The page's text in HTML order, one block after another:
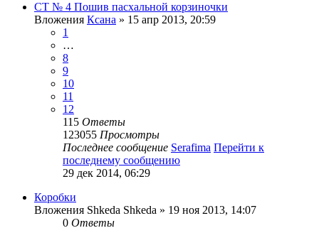
СТ № 4 Пошив пасхальной корзиночки
Вложения Ксана » 15 апр 2013, 20:59
1
…
8
9
10
11
12
115 Ответы
123055 Просмотры
Последнее сообщение Serafima Перейти к
последнему сообщению
29 дек 2014, 06:29
Коробки
Вложения Shkeda Shkeda » 19 ноя 2013, 14:07
0 Ответы